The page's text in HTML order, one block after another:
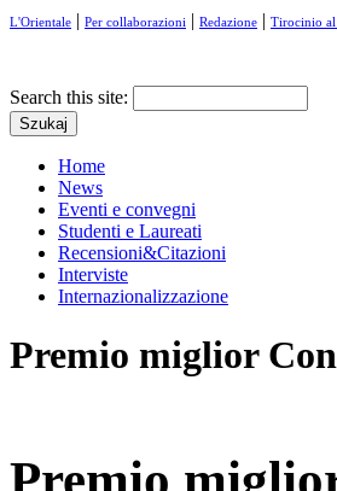
L'Orientale | Per collaborazioni | Redazione | Tirocinio al
Search this site:
Home
News
Eventi e convegni
Studenti e Laureati
Recensioni&Citazioni
Interviste
Internazionalizzazione
Premio miglior
Premio